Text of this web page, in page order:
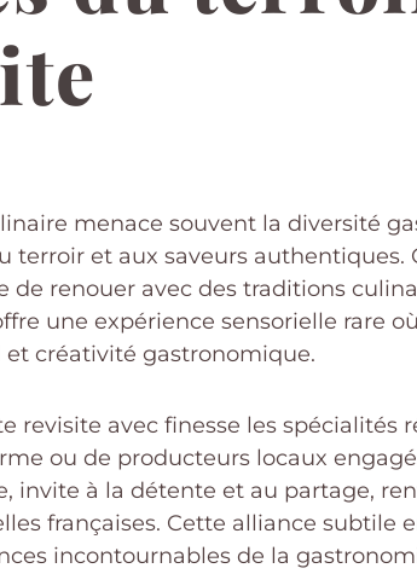
menace souvent la diversité
terroir et aux saveurs
de renouer avec des traditions
une expérience sensorielle rare
créativité gastronomique.
revisite avec finesse les spécialités
ou de producteurs locaux
invite à la détente et au partage,
françaises. Cette alliance
incontournables de la